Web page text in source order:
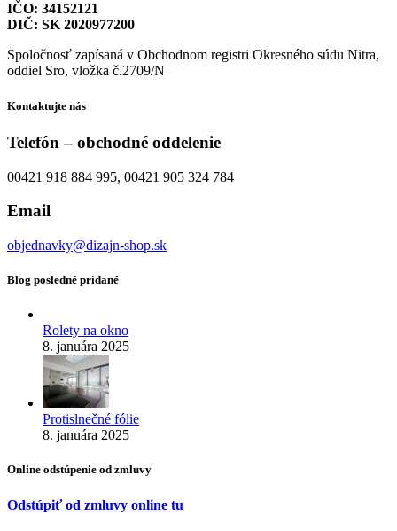
IČO: 34152121
DIČ: SK 2020977200
Spoločnosť zapísaná v Obchodnom registri Okresného súdu Nitra,
oddiel Sro, vložka č.2709/N
Kontaktujte nás
Telefón – obchodné oddelenie
00421 918 884 995, 00421 905 324 784
Email
objednavky@dizajn-shop.sk
Blog posledné pridané
Rolety na okno
8. januára 2025
Protislnečné fólie
8. januára 2025
Online odstúpenie od zmluvy
Odstúpiť od zmluvy online tu